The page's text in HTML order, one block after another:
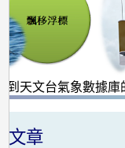
天文台氣象數據庫
文章